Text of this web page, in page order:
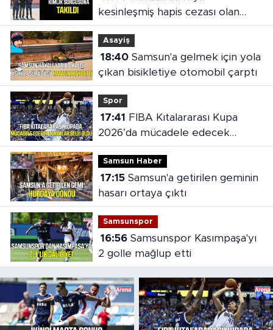
kesinleşmiş hapis cezası olan
şahıs yakalandı
Asayiş
18:40Samsun'a gelmek için yola
çıkan bisikletiye otomobil çarptı
Spor
17:41
2026’da mücadele edecek
takımlar belli oldu
Samsun Haber
17:15Samsun'a getirilen geminin
hasarı ortaya çıktı
Samsunspor
16:56Samsunspor Kasımpaşa'yı
2 golle mağlup etti